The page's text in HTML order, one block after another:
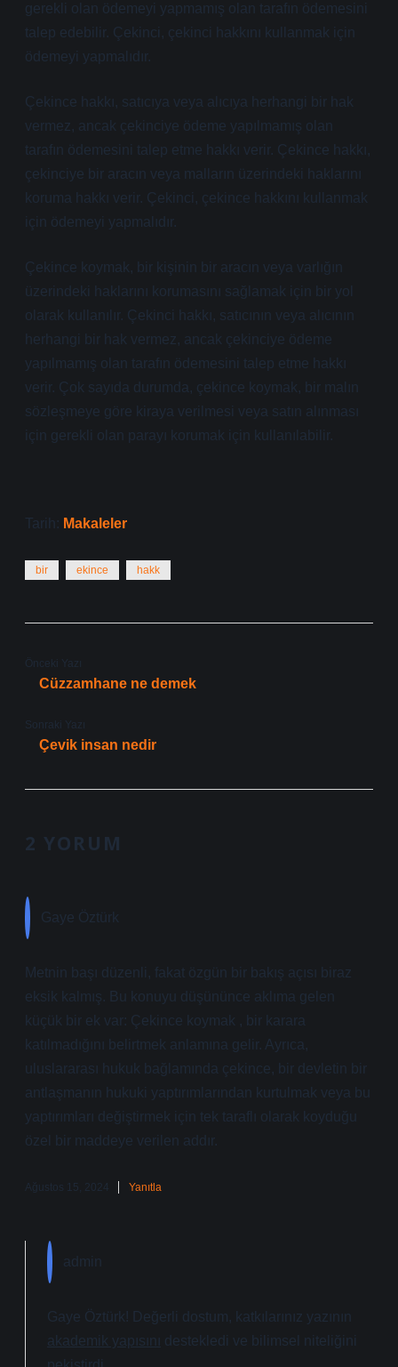
gerekli olan ödemeyi yapmamış olan tarafın ödemesini
talep edebilir. Çekinci, çekinci hakkını kullanmak için
ödemeyi yapmalıdır.
Çekince hakkı, satıcıya veya alıcıya herhangi bir hak
vermez, ancak çekinciye ödeme yapılmamış olan
tarafın ödemesini talep etme hakkı verir. Çekince hakkı,
çekinciye bir aracın veya malların üzerindeki haklarını
koruma hakkı verir. Çekinci, çekince hakkını kullanmak
için ödemeyi yapmalıdır.
Çekince koymak, bir kişinin bir aracın veya varlığın
üzerindeki haklarını korumasını sağlamak için bir yol
olarak kullanılır. Çekinci hakkı, satıcının veya alıcının
herhangi bir hak vermez, ancak çekinciye ödeme
yapılmamış olan tarafın ödemesini talep etme hakkı
verir. Çok sayıda durumda, çekince koymak, bir malın
sözleşmeye göre kiraya verilmesi veya satın alınması
için gerekli olan parayı korumak için kullanılabilir.
Tarih: Makaleler
bir ekince hakk
Önceki Yazı
Cüzzamhane ne demek
Sonraki Yazı
Çevik insan nedir
2 YORUM
Gaye Öztürk
Metnin başı düzenli, fakat özgün bir bakış açısı biraz
eksik kalmış. Bu konuyu düşününce aklıma gelen
küçük bir ek var: Çekince koymak , bir karara
katılmadığını belirtmek anlamına gelir. Ayrıca,
uluslararası hukuk bağlamında çekince, bir devletin bir
antlaşmanın hukuki yaptırımlarından kurtulmak veya bu
yaptırımları değiştirmek için tek taraflı olarak koyduğu
özel bir maddeye verilen addır.
Ağustos 15, 2024 Yanıtla
admin
Gaye Öztürk! Değerli dostum, katkılarınız yazının
akademik yapısını destekledi ve bilimsel niteliğini